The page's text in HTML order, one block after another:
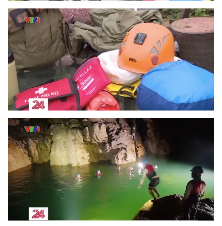
Ðiện thoại Thời báo VTV:024.66 897 897
Email:toasoan@vtv.vn
Liên hệ quảng cáo:024-7300.7108
® Cấm sao chép dưới mọi hình thức nếu không có sự chấp
thuận bằng văn bản. Ghi rõ nguồn VTV.vn khi phát hành lại
thông tin từ website này.